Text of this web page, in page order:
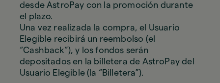
desde AstroPay con la promoción durante
el plazo.
Una vez realizada la compra, el Usuario
Elegible recibirá un reembolso (el
“Cashback”), y los fondos serán
depositados en la billetera de AstroPay del
Usuario Elegible (la “Billetera”).